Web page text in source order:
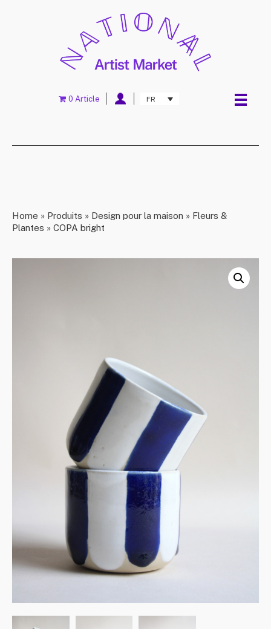
FR
0 Article
Home » Produits » Design pour la maison » Fleurs &
Plantes » COPA bright